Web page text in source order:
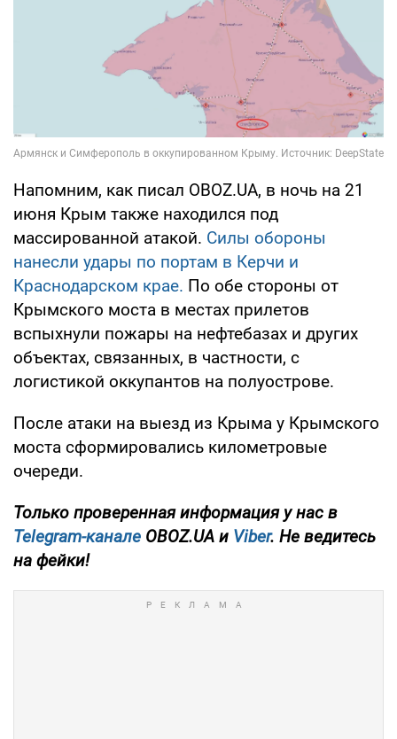
Напомним, как писал OBOZ.UA, в ночь на 21
июня Крым также находился под
массированной атакой. Силы обороны
нанесли удары по портам в Керчи и
Краснодарском крае. По обе стороны от
Крымского моста в местах прилетов
вспыхнули пожары на нефтебазах и других
объектах, связанных, в частности, с
логистикой оккупантов на полуострове.
После атаки на выезд из Крыма у Крымского
моста сформировались километровые
очереди.
Только проверенная информация у нас в
Telegram-канале OBOZ.UA и Viber. Не ведитесь
на фейки!